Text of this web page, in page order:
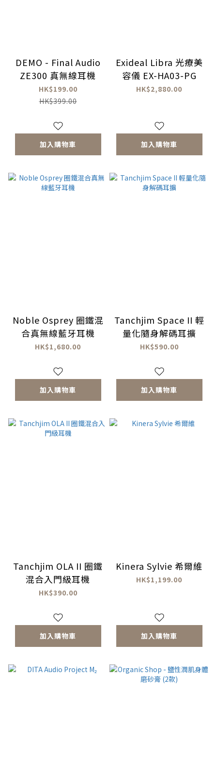
DEMO - Final Audio
ZE300 真無線耳機
HK$199.00
HK$399.00
加入購物車
Exideal Libra 光療美
容儀 EX-HA03-PG
HK$2,880.00
加入購物車
Noble Osprey 圈鐵混
合真無線藍牙耳機
HK$1,680.00
加入購物車
Tanchjim Space II 輕
量化隨身解碼耳擴
HK$590.00
加入購物車
Tanchjim OLA II 圈鐵
混合入門級耳機
HK$390.00
加入購物車
Kinera Sylvie 希爾維
HK$1,199.00
加入購物車